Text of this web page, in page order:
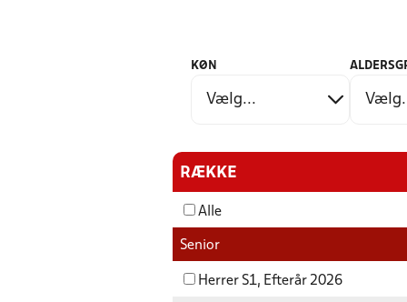
KØN
RÆKKE
Alle
Senior
Herrer S1, Efterår 2026